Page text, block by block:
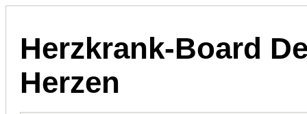
Herzkrank-Board
Herzen